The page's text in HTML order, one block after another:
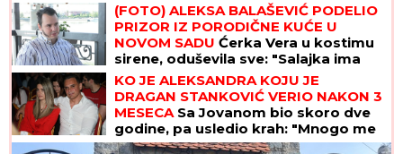
(FOTO) ALEKSA BALAŠEVIĆ PODELIO
PRIZOR IZ PORODIČNE KUĆE U
NOVOM SADU Ćerka Vera u kostimu
sirene, oduševila sve: "Salajka ima
more"
KO JE ALEKSANDRA KOJU JE
DRAGAN STANKOVIĆ VERIO NAKON 3
MESECASa Jovanom bio skoro dve
godine, pa usledio krah: "Mnogo me
je koštala ta veza"